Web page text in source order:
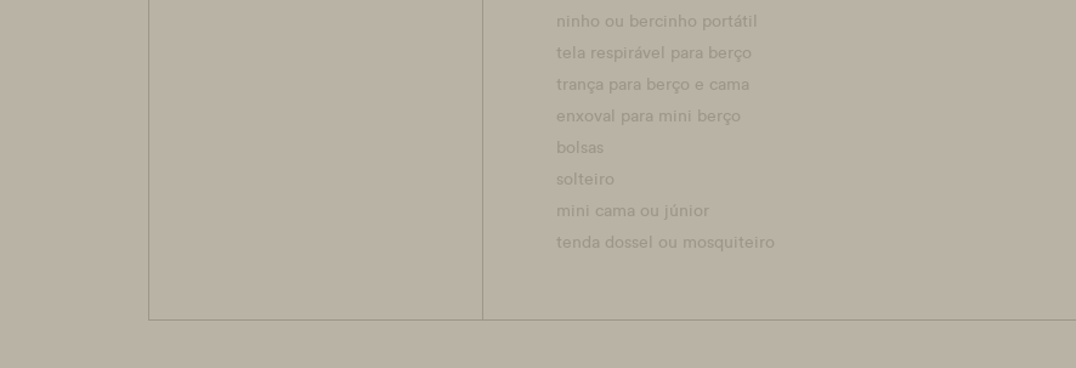
ninho ou bercinho portátil
tela respirável para berço
trança para berço e cama
enxoval para mini berço
bolsas
solteiro
mini cama ou júnior
tenda dossel ou mosquiteiro